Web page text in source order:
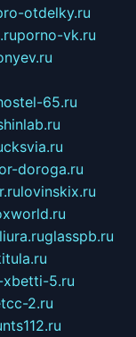
otdelky.ru
porno-vk.ru
65.ru
doroga.ru
lovinskix.ru
liura.ruglasspb.ru
5.ru
2.ru